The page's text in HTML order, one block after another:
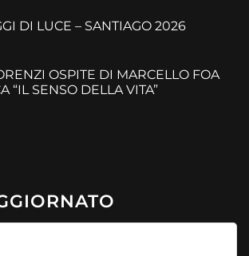
DI LUCE – SANTIAGO 2026
OSPITE DI MARCELLO FOA
“IL SENSO DELLA VITA”